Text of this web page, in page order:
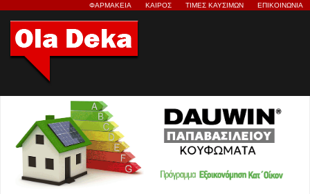
ΦΑΡΜΑΚΕΙΑ ΚΑΙΡΟΣ ΤΙΜΕΣ ΚΑΥΣΙΜΩΝ ΕΠΙΚΟΙΝΩΝΙΑ